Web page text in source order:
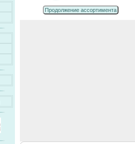
Продолжение ассортимента